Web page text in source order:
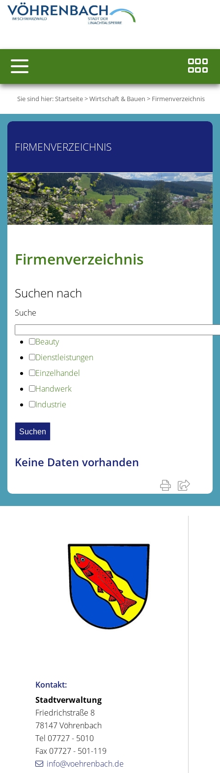
Sie sind hier:Startseite>Wirtschaft & Bauen > Firmenverzeichnis
FIRMENVERZEICHNIS
Firmenverzeichnis
Suchen nach
Suche
Beauty
Dienstleistungen
Einzelhandel
Handwerk
Industrie
Keine Daten vorhanden
Kontakt:
Stadtverwaltung
Friedrichstraße 8
78147 Vöhrenbach
Tel 07727 - 5010
Fax 07727 - 501-119
info@voehrenbach.de